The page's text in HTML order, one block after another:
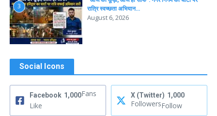
3
रात्रि स्वच्छता अभियान…
August 6, 2026
Social Icons
Facebook 1,000Fans
Like
X (Twitter) 1,000
FollowersFollow